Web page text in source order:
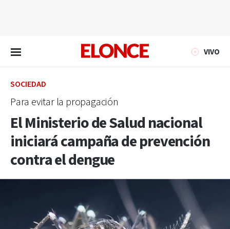
VIVO
SOCIEDAD
Para evitar la propagación
El Ministerio de Salud nacional
iniciará campaña de prevención
contra el dengue